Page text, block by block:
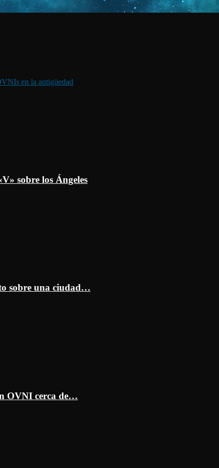
en la antigüedad
sobre los Ángeles
sobre una ciudad…
OVNI cerca de…